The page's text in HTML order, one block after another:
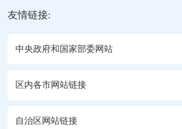
友情链接:
中央政府和国家部委网站
区内各市网站链接
自治区网站链接